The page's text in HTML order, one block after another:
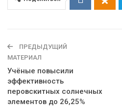
ПРЕДЫДУЩИЙ
МАТЕРИАЛ
Учёные повысили
эффективность
перовскитных солнечных
элементов до 26,25%